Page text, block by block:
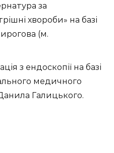
за
хвороби» на базі
(м.
з ендоскопії на базі
медичного
Галицького.